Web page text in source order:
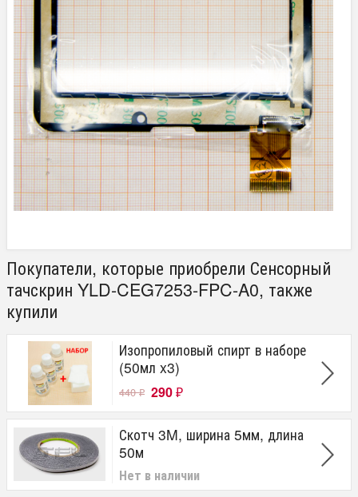
Покупатели, которые приобрели Сенсорный
тачскрин YLD-CEG7253-FPC-A0, также
купили
Изопропиловый спирт в наборе
(50мл x3)
440₽ 290 ₽
Скотч 3M, ширина 5мм, длина
50м
Нет в наличии